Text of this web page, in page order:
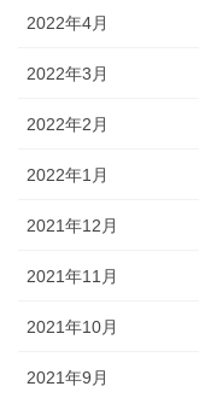
2022年4月
2022年3月
2022年2月
2022年1月
2021年12月
2021年11月
2021年10月
2021年9月